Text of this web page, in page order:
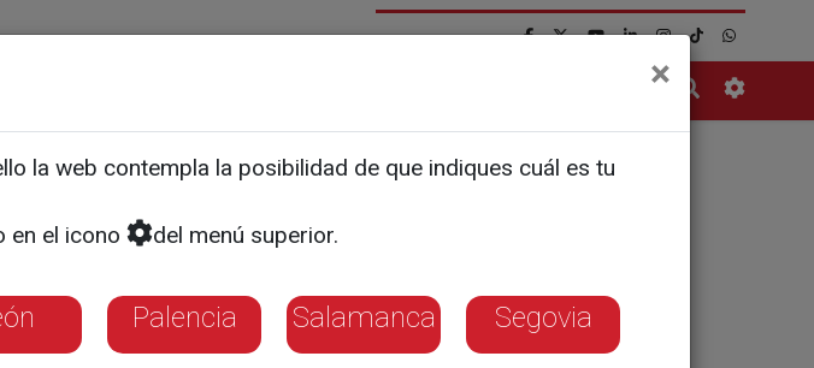
×
la web contempla la posibilidad de que indiques cuál es tu
en el icono
del menú superior.
Palencia Salamanca Segovia